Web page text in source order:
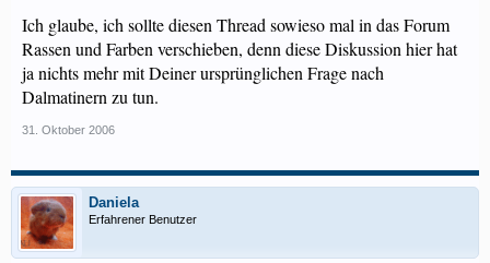
Ich glaube, ich sollte diesen Thread sowieso mal in das Forum
Rassen und Farben verschieben, denn diese Diskussion hier hat
ja nichts mehr mit Deiner ursprünglichen Frage nach
Dalmatinern zu tun.
31. Oktober 2006
Daniela
Erfahrener Benutzer